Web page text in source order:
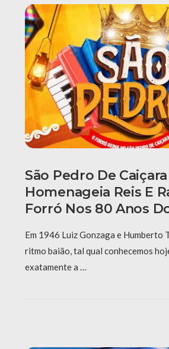
São Pedro De Caiçara
Homenageia Reis E
Forró Nos 80 Anos
Em 1946 Luiz Gonzaga e Humberto
ritmo baião, tal qual conhecemos
exatamente a …